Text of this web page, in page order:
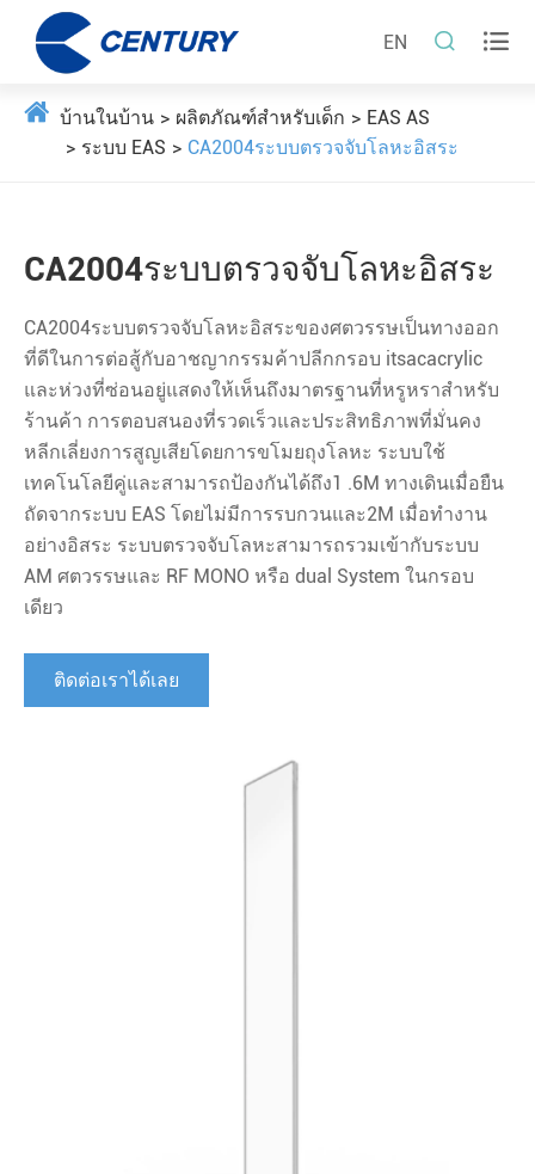
EN  
บ้านในบ้าน ผลิตภัณฑ์สำหรับเด็ก
EAS AS
ระบบ EAS
CA2004ระบบตรวจจับโลหะอิสระ
CA2004ระบบตรวจจับโลหะอิสระ
CA2004ระบบตรวจจับโลหะอิสระของศตวรรษเป็นทางออก
ที่ดีในการต่อสู้กับอาชญากรรมค้าปลีกกรอบ itsacacrylic
และห่วงที่ซ่อนอยู่แสดงให้เห็นถึงมาตรฐานที่หรูหราสำหรับ
ร้านค้า การตอบสนองที่รวดเร็วและประสิทธิภาพที่มั่นคง
หลีกเลี่ยงการสูญเสียโดยการขโมยถุงโลหะ ระบบใช้
เทคโนโลยีคู่และสามารถป้องกันได้ถึง1 .6M ทางเดินเมื่อยืน
ถัดจากระบบ EAS โดยไม่มีการรบกวนและ2M เมื่อทำงาน
อย่างอิสระ ระบบตรวจจับโลหะสามารถรวมเข้ากับระบบ
AM ศตวรรษและ RF MONO หรือ dual System ในกรอบ
เดียว
ติดต่อเราได้เลย